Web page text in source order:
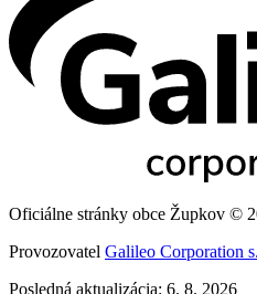
Oficiálne stránky obce Župkov ©
Provozovatel Galileo Corporation
Posledná aktualizácia: 6. 8. 2026